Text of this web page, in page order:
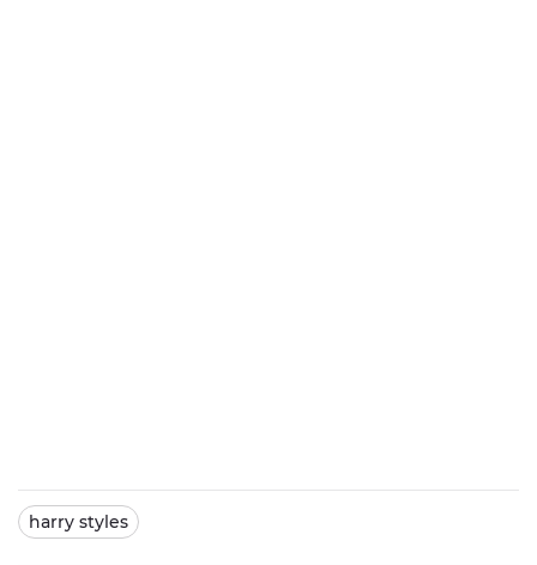
harry styles